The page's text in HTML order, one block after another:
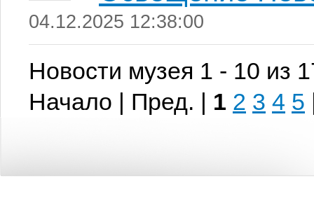
04.12.2025 12:38:00
Новости музея 1 - 10 из
Начало | Пред. | 1 2 3 4 5